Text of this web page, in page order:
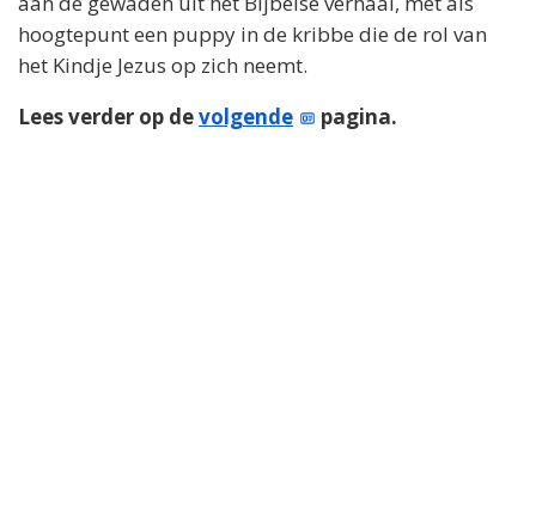
hoogtepunt een puppy in de kribbe die de rol van
het Kindje Jezus op zich neemt.
Lees verder op devolgende pagina.